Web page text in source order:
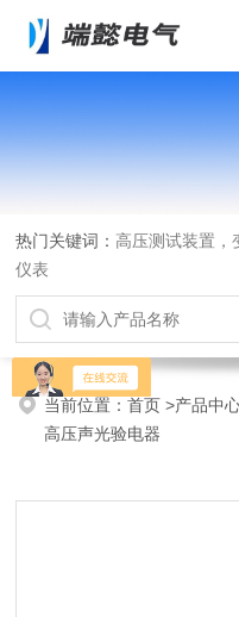
热门关键词： 高压测试装置，
仪表
当前位置：首页>产品中
高压声光验电器